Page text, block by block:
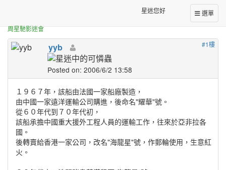
選單
星迷您好
周星馳影迷會
#1樓
yyb
Posted on: 2006/6/2 13:58
１９６７年，該船由法國一家船廠製造，
由中國一家遠洋運輸公司購進，後命名"耀華"號。
從６０年代到７０年代初，
該船承擔中國重大援外工程人員的運輸工作，往來於亞非拉各
國。
後轉賣給香港一家公司，改名"海龍星"號，作郵輪使用，生意紅
火。